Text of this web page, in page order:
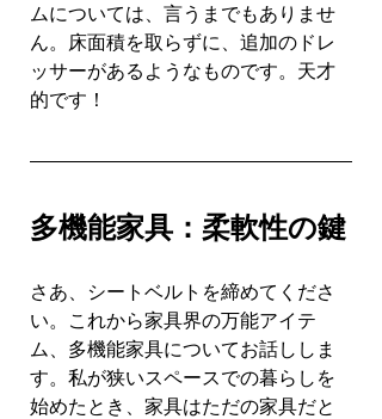
ムについては、言うまでもありませ
ん。床面積を取らずに、追加のドレ
ッサーがあるようなものです。天才
的です！
多機能家具：柔軟性の鍵
さあ、シートベルトを締めてくださ
い。これから家具界の万能アイテ
ム、多機能家具についてお話ししま
す。私が狭いスペースでの暮らしを
始めたとき、家具はただの家具だと